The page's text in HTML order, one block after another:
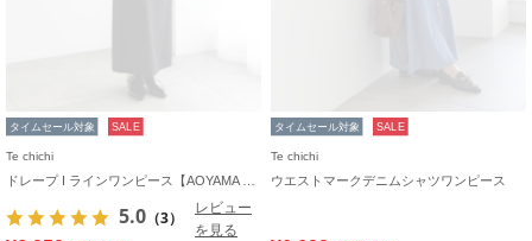
タイムセール対象 SALE
Te chichi
5.0 （3）
レビュー
を見る
タイムセール対象 SALE
Te chichi
ウエストマークデニムシャツワンピース